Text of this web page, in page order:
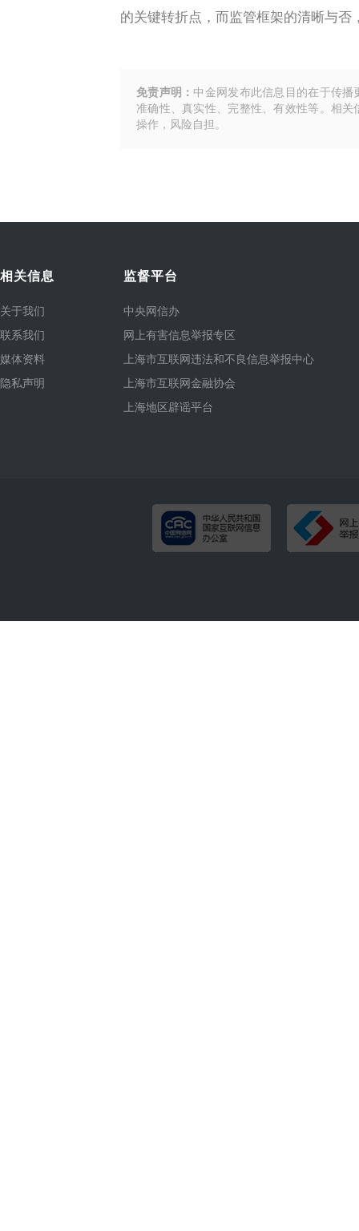
的关键转折点，而监管框架的清晰与
免责声明： 中金网发布此信息目的在于传
准确性、真实性、完整性、有效性等。相
操作，风险自担。
相关信息
关于我们
联系我们
媒体资料
隐私声明
监督平台
中央网信办
网上有害信息举报专区
上海市互联网违法和不良信息举报中心
上海市互联网金融协会
上海地区辟谣平台